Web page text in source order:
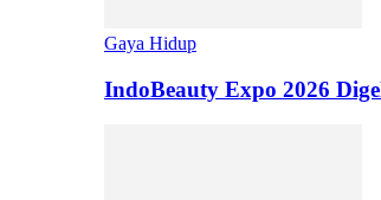
Gaya Hidup
IndoBeauty Expo 2026